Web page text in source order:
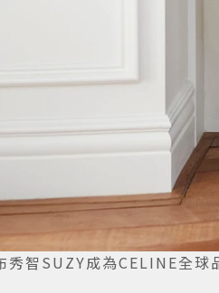
秀智SUZY成為CELINE全球